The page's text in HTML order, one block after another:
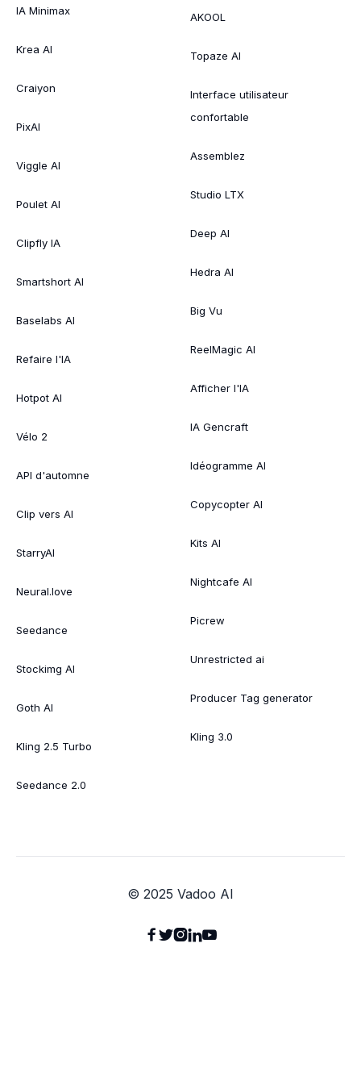
IA Minimax
Krea AI
Craiyon
PixAI
Viggle AI
Poulet AI
Clipfly IA
Smartshort AI
Baselabs AI
Refaire l'IA
Hotpot AI
Vélo 2
API d'automne
Clip vers AI
StarryAI
Neural.love
Seedance
Stockimg AI
Goth AI
Kling 2.5 Turbo
Seedance 2.0
AKOOL
Topaze AI
Interface utilisateur
confortable
Assemblez
Studio LTX
Deep AI
Hedra AI
Big Vu
ReelMagic AI
Afficher l'IA
IA Gencraft
Idéogramme AI
Copycopter AI
Kits AI
Nightcafe AI
Picrew
Unrestricted ai
Producer Tag generator
Kling 3.0
© 2025 Vadoo AI
 